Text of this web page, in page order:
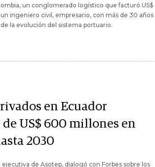
un conglomerado logístico que facturó US$
ingeniero civil, empresario, con más de 30 años
la evolución del sistema portuario.
en Ecuador
US$ 600 millones en
2030
de Asotep, dialogó con Forbes sobre los